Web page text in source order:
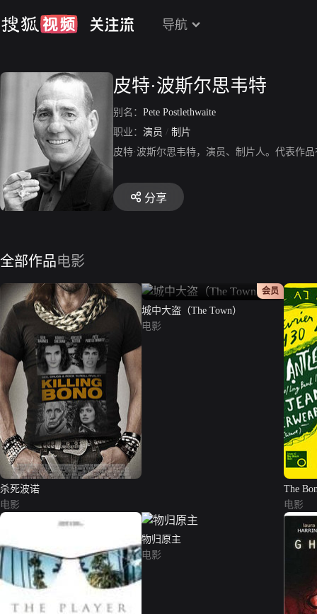
导航
皮特·波斯尔思韦特
别名： Pete Postlethwaite
职业： 演员 / 制片
皮特·波斯尔思韦特，演员、制片人。代表作
分享
全部作品电影
杀死波诺
电影
正片
会员
城中大盗（The Town）
电影
The
电影
物归原主
电影